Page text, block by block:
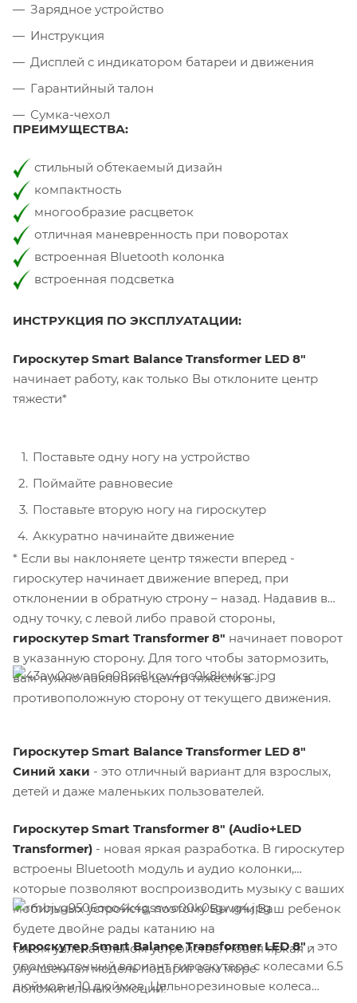
Зарядное устройство
Инструкция
Дисплей с индикатором батареи и движения
Гарантийный талон
Сумка-чехол
ПРЕИМУЩЕСТВА:
стильный обтекаемый дизайн
компактность
многообразие расцветок
отличная маневренность при поворотах
встроенная Bluetooth колонка
встроенная подсветка
ИНСТРУКЦИЯ ПО ЭКСПЛУАТАЦИИ:
Гироскутер Smart Balance Transformer LED 8"
начинает работу, как только Вы отклоните центр
тяжести*
Поставьте одну ногу на устройство
Поймайте равновесие
Поставьте вторую ногу на гироскутер
Аккуратно начинайте движение
* Если вы наклоняете центр тяжести вперед -
гироскутер начинает движение вперед, при
отклонении в обратную строну – назад. Надавив в
одну точку, с левой либо правой стороны,
гироскутер Smart Transformer 8" начинает поворот
в указанную сторону. Для того чтобы затормозить,
вам нужно наклонить центр тяжести в
противоположную сторону от текущего движения.
Гироскутер Smart Balance Transformer LED 8"
Синий хаки - это отличный вариант для взрослых,
детей и даже маленьких пользователей.
Гироскутер Smart Transformer 8" (Audio+LED
Transformer) - новая яркая разработка. В гироскутер
встроены Bluetooth модуль и аудио колонки,
которые позволяют воспроизводить музыку с ваших
мобильных устройств, поэтому Вы или Ваш ребенок
будете двойне рады катанию на
таком увлекательном устройстве. Новая яркая и
улучшенная модель подарит вам море
положительных эмоций!
Гироскутер Smart Balance Transformer LED 8"- это
промежуточный вариант гироскутера с колесами 6.5
дюймов и 10 дюймов. Цельнорезиновые колеса